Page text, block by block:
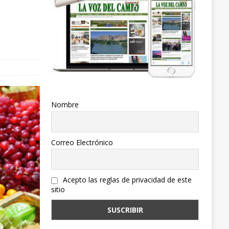
Nombre
Correo Electrónico
Acepto las reglas de privacidad de este
sitio